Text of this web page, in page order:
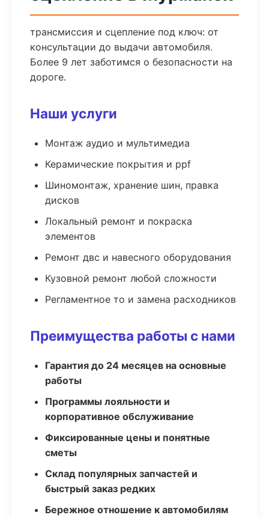
трансмиссия и сцепление под ключ: от
консультации до выдачи автомобиля.
Более 9 лет заботимся о безопасности на
дороге.
Наши услуги
Монтаж аудио и мультимедиа
Керамические покрытия и ppf
Шиномонтаж, хранение шин, правка
дисков
Локальный ремонт и покраска
элементов
Ремонт двс и навесного оборудования
Кузовной ремонт любой сложности
Регламентное то и замена расходников
Преимущества работы с нами
Гарантия до 24 месяцев на основные
работы
Программы лояльности и
корпоративное обслуживание
Фиксированные цены и понятные
сметы
Склад популярных запчастей и
быстрый заказ редких
Бережное отношение к автомобилям